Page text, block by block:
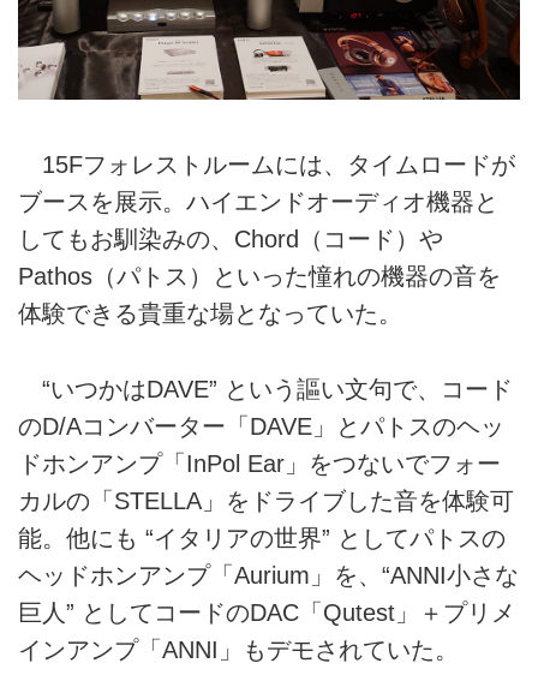
15Fフォレストルームには、タイムロードが
ブースを展示。ハイエンドオーディオ機器と
してもお馴染みの、Chord（コード）や
Pathos（パトス）といった憧れの機器の音を
体験できる貴重な場となっていた。
“いつかはDAVE” という謳い文句で、コード
のD/Aコンバーター「DAVE」とパトスのヘッ
ドホンアンプ「InPol Ear」をつないでフォー
カルの「STELLA」をドライブした音を体験可
能。他にも “イタリアの世界” としてパトスの
ヘッドホンアンプ「Aurium」を、“ANNI小さな
巨人” としてコードのDAC「Qutest」＋プリメ
インアンプ「ANNI」もデモされていた。